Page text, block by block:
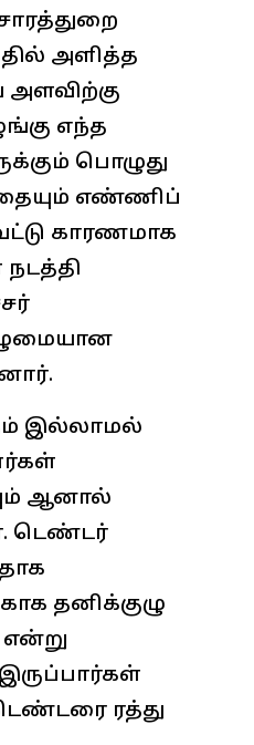
அளித்த
அளவிற்கு
எந்த
பொழுது
எண்ணிப்
காரணமாக
இல்லாமல்
ஆனால்
டெண்டர்
தனிக்குழு
டெண்டரை ரத்து